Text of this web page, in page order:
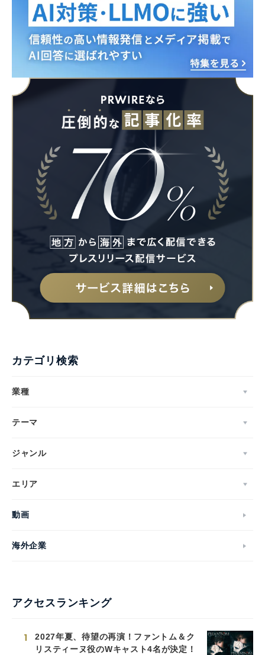
カテゴリ検索
業種
テーマ
ジャンル
エリア
動画
海外企業
アクセスランキング
1
2027年夏、待望の再演！ファントム＆ク
リスティーヌ役のWキャスト4名が決定！